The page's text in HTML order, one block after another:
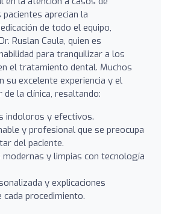
aprecian la
de todo el equipo,
Ruslan Caula, quien es
para tranquilizar a los
el tratamiento dental. Muchos
su excelente experiencia y el
la clínica, resaltando:
indoloros y efectivos.
y profesional que se preocupa
del paciente.
modernas y limpias con tecnología
y explicaciones
cada procedimiento.